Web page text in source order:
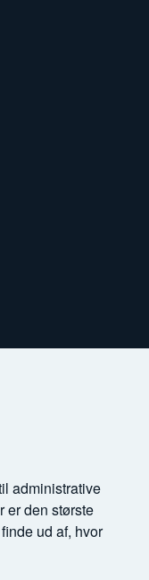
administrative
er den største
ud af, hvor